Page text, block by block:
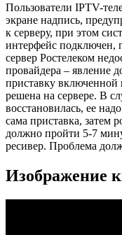
Пользователи IPTV-
экране надпись,
к серверу, при этом
интерфейс подключен,
сервер Ростелеком
провайдера – явление
приставку включенной
решена на сервере. В
восстановилась, ее
сама приставка, затем
должно пройти 5-7
ресивер. Проблема
Изображение